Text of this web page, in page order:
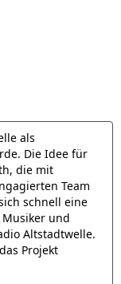
als
Die Idee für
die mit
Team
schnell eine
und
Altstadtwelle.
Projekt